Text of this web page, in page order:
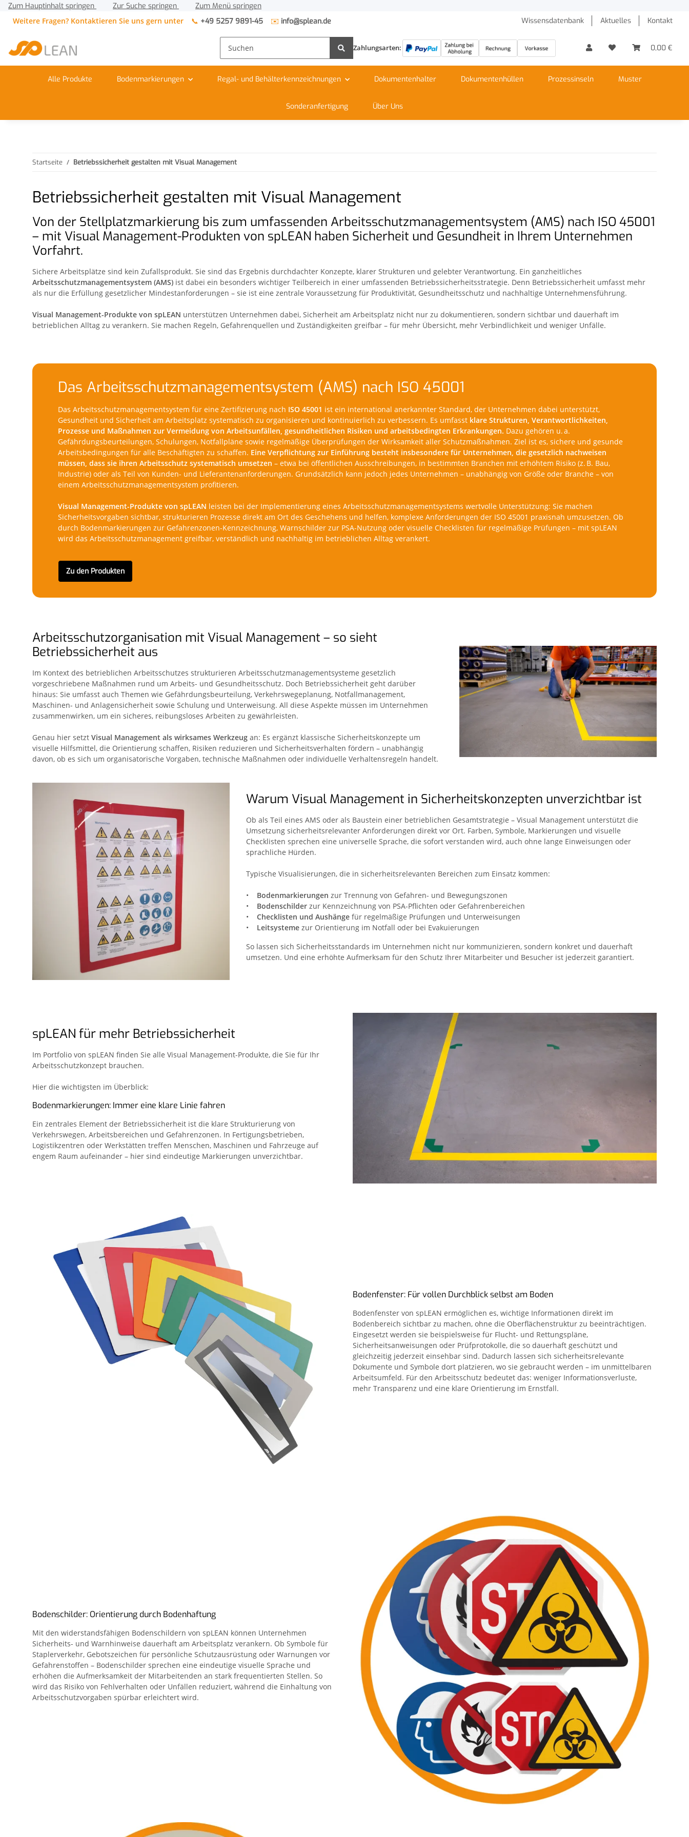
Zum Hauptinhalt springen Zur Suche springen
Zum Menü springen
Wissensdatenbank
Aktuelles Kontakt
Weitere Fragen? Kontaktieren Sie uns gern unter 📞 +49 5257 9891-45 ✉️ info@splean.de
Zahlungsarten: 0,00 €
Alle Produkte Bodenmarkierungen Regal- und Behälterkennzeichnungen Dokumentenhalter Dokumentenhüllen Prozessinseln Muster
Sonderanfertigung Über Uns
Startseite Betriebssicherheit gestalten mit Visual Management
Betriebssicherheit gestalten mit Visual Management
Von der Stellplatzmarkierung bis zum umfassenden Arbeitsschutzmanagementsystem (AMS) nach ISO 45001
– mit Visual Management-Produkten von spLEAN haben Sicherheit und Gesundheit in Ihrem Unternehmen
Vorfahrt.
Sichere Arbeitsplätze sind kein Zufallsprodukt. Sie sind das Ergebnis durchdachter Konzepte, klarer Strukturen und gelebter Verantwortung. Ein ganzheitliches
Arbeitsschutzmanagementsystem (AMS) ist dabei ein besonders wichtiger Teilbereich in einer umfassenden Betriebssicherheitsstrategie. Denn Betriebssicherheit umfasst mehr
als nur die Erfüllung gesetzlicher Mindestanforderungen – sie ist eine zentrale Voraussetzung für Produktivität, Gesundheitsschutz und nachhaltige Unternehmensführung.
Visual Management-Produkte von spLEAN unterstützen Unternehmen dabei, Sicherheit am Arbeitsplatz nicht nur zu dokumentieren, sondern sichtbar und dauerhaft im
betrieblichen Alltag zu verankern. Sie machen Regeln, Gefahrenquellen und Zuständigkeiten greifbar – für mehr Übersicht, mehr Verbindlichkeit und weniger Unfälle.
Das Arbeitsschutzmanagementsystem (AMS) nach ISO 45001
Das Arbeitsschutzmanagementsystem für eine Zertifizierung nach ISO 45001 ist ein international anerkannter Standard, der Unternehmen dabei unterstützt,
Gesundheit und Sicherheit am Arbeitsplatz systematisch zu organisieren und kontinuierlich zu verbessern. Es umfasst klare Strukturen, Verantwortlichkeiten,
Prozesse und Maßnahmen zur Vermeidung von Arbeitsunfällen, gesundheitlichen Risiken und arbeitsbedingten Erkrankungen. Dazu gehören u. a.
Gefährdungsbeurteilungen, Schulungen, Notfallpläne sowie regelmäßige Überprüfungen der Wirksamkeit aller Schutzmaßnahmen. Ziel ist es, sichere und gesunde
Arbeitsbedingungen für alle Beschäftigten zu schaffen. Eine Verpflichtung zur Einführung besteht insbesondere für Unternehmen, die gesetzlich nachweisen
müssen, dass sie ihren Arbeitsschutz systematisch umsetzen – etwa bei öffentlichen Ausschreibungen, in bestimmten Branchen mit erhöhtem Risiko (z. B. Bau,
Industrie) oder als Teil von Kunden- und Lieferantenanforderungen. Grundsätzlich kann jedoch jedes Unternehmen – unabhängig von Größe oder Branche – von
einem Arbeitsschutzmanagementsystem profitieren.
Visual Management-Produkte von spLEAN leisten bei der Implementierung eines Arbeitsschutzmanagementsystems wertvolle Unterstützung: Sie machen
Sicherheitsvorgaben sichtbar, strukturieren Prozesse direkt am Ort des Geschehens und helfen, komplexe Anforderungen der ISO 45001 praxisnah umzusetzen. Ob
durch Bodenmarkierungen zur Gefahrenzonen-Kennzeichnung, Warnschilder zur PSA-Nutzung oder visuelle Checklisten für regelmäßige Prüfungen – mit spLEAN
wird das Arbeitsschutzmanagement greifbar, verständlich und nachhaltig im betrieblichen Alltag verankert.
Zu den Produkten
Arbeitsschutzorganisation mit Visual Management – so sieht
Betriebssicherheit aus
Im Kontext des betrieblichen Arbeitsschutzes strukturieren Arbeitsschutzmanagementsysteme gesetzlich
vorgeschriebene Maßnahmen rund um Arbeits- und Gesundheitsschutz. Doch Betriebssicherheit geht darüber
hinaus: Sie umfasst auch Themen wie Gefährdungsbeurteilung, Verkehrswegeplanung, Notfallmanagement,
Maschinen- und Anlagensicherheit sowie Schulung und Unterweisung. All diese Aspekte müssen im Unternehmen
zusammenwirken, um ein sicheres, reibungsloses Arbeiten zu gewährleisten.
Genau hier setzt Visual Management als wirksames Werkzeug an: Es ergänzt klassische Sicherheitskonzepte um
visuelle Hilfsmittel, die Orientierung schaffen, Risiken reduzieren und Sicherheitsverhalten fördern – unabhängig
davon, ob es sich um organisatorische Vorgaben, technische Maßnahmen oder individuelle Verhaltensregeln handelt.
Warum Visual Management in Sicherheitskonzepten unverzichtbar ist
Ob als Teil eines AMS oder als Baustein einer betrieblichen Gesamtstrategie – Visual Management unterstützt die
Umsetzung sicherheitsrelevanter Anforderungen direkt vor Ort. Farben, Symbole, Markierungen und visuelle
Checklisten sprechen eine universelle Sprache, die sofort verstanden wird, auch ohne lange Einweisungen oder
sprachliche Hürden.
Typische Visualisierungen, die in sicherheitsrelevanten Bereichen zum Einsatz kommen:
• Bodenmarkierungen zur Trennung von Gefahren- und Bewegungszonen
•
Bodenschilderzur Kennzeichnung von PSA-Pflichten oder Gefahrenbereichen
• Checklisten und Aushängefür regelmäßige Prüfungen und Unterweisungen
• Leitsystemezur Orientierung im Notfall oder bei Evakuierungen
So lassen sich Sicherheitsstandards im Unternehmen nicht nur kommunizieren, sondern konkret und dauerhaft
umsetzen. Und eine erhöhte Aufmerksam für den Schutz Ihrer Mitarbeiter und Besucher ist jederzeit garantiert.
spLEAN für mehr Betriebssicherheit
Im Portfolio von spLEAN finden Sie alle Visual Management-Produkte, die Sie für Ihr
Arbeitsschutzkonzept brauchen.
Hier die wichtigsten im Überblick:
Bodenmarkierungen: Immer eine klare Linie fahren
Ein zentrales Element der Betriebssicherheit ist die klare Strukturierung von
Verkehrswegen, Arbeitsbereichen und Gefahrenzonen. In Fertigungsbetrieben,
Logistikzentren oder Werkstätten treffen Menschen, Maschinen und Fahrzeuge auf
engem Raum aufeinander – hier sind eindeutige Markierungen unverzichtbar.
Bodenfenster: Für vollen Durchblick selbst am Boden
Bodenfenster von spLEAN ermöglichen es, wichtige Informationen direkt im
Bodenbereich sichtbar zu machen, ohne die Oberflächenstruktur zu beeinträchtigen.
Eingesetzt werden sie beispielsweise für Flucht- und Rettungspläne,
Sicherheitsanweisungen oder Prüfprotokolle, die so dauerhaft geschützt und
gleichzeitig jederzeit einsehbar sind. Dadurch lassen sich sicherheitsrelevante
Dokumente und Symbole dort platzieren, wo sie gebraucht werden – im unmittelbaren
Arbeitsumfeld. Für den Arbeitsschutz bedeutet das: weniger Informationsverluste,
mehr Transparenz und eine klare Orientierung im Ernstfall.
Bodenschilder: Orientierung durch Bodenhaftung
Mit den widerstandsfähigen Bodenschildern von spLEAN können Unternehmen
Sicherheits- und Warnhinweise dauerhaft am Arbeitsplatz verankern. Ob Symbole für
Staplerverkehr, Gebotszeichen für persönliche Schutzausrüstung oder Warnungen vor
Gefahrenstoffen – Bodenschilder sprechen eine eindeutige visuelle Sprache und
erhöhen die Aufmerksamkeit der Mitarbeitenden an stark frequentierten Stellen. So
wird das Risiko von Fehlverhalten oder Unfällen reduziert, während die Einhaltung von
Arbeitsschutzvorgaben spürbar erleichtert wird.